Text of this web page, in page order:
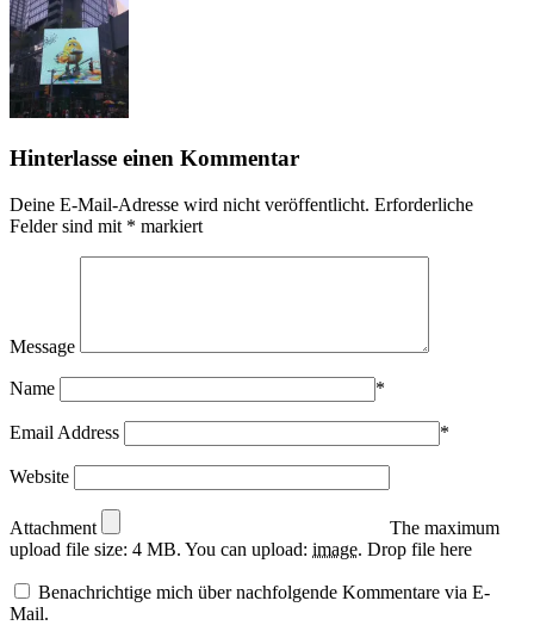
Hinterlasse einen Kommentar
Deine E-Mail-Adresse wird nicht veröffentlicht. Erforderliche
Felder sind mit * markiert
Message
Name *
Email Address *
Website
Attachment
The maximum
upload file size: 4 MB. You can upload: image. Drop file here
Benachrichtige mich über nachfolgende Kommentare via E-
Mail.